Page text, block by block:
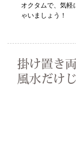
オクタムで、気軽
ゃいましょう！